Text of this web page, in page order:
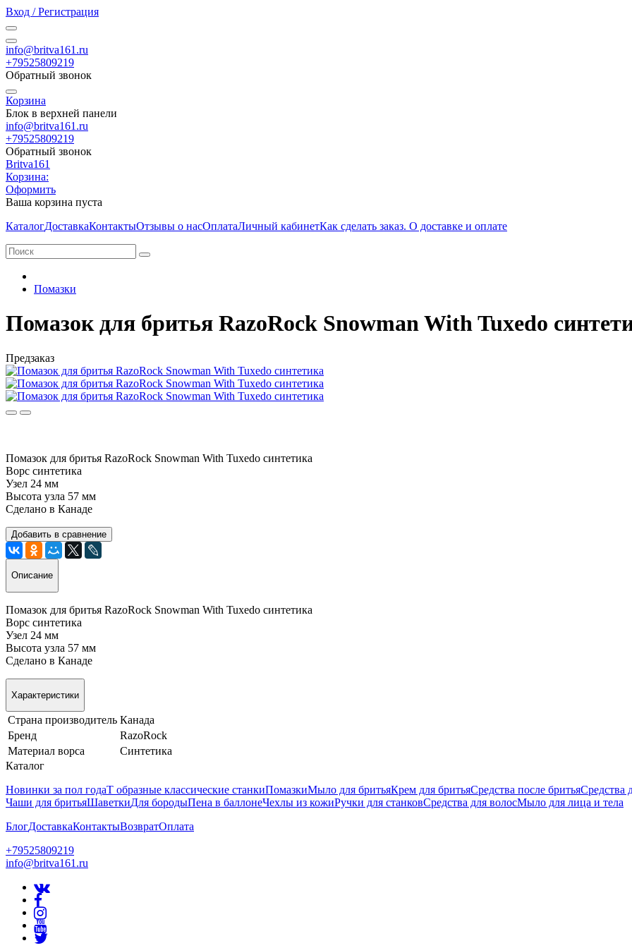
Вход / Регистрация
info@britva161.ru
+79525809219
Обратный звонок
Корзина
Блок в верхней панели
info@britva161.ru
+79525809219
Обратный звонок
Britva161
Корзина:
Оформить
Ваша корзина пуста
КаталогДоставкаКонтактыОтзывы о насОплатаЛичный кабинетКак сделать заказ. О доставке и оплате
Помазки
Помазок для бритья RazoRock Snowman With Tuxedo
Предзаказ
Помазок для бритья RazoRock Snowman With Tuxedo синтетика
Ворс синтетика
Узел 24 мм
Высота узла 57 мм
Сделано в Канаде
Добавить в сравнение
Описание
Помазок для бритья RazoRock Snowman With Tuxedo синтетика
Ворс синтетика
Узел 24 мм
Высота узла 57 мм
Сделано в Канаде
Характеристики
Страна производитель Канада
Бренд
RazoRock
Материал ворса
Синтетика
Каталог
Новинки за пол годаТ образные классические станкиПомазкиМыло для бритьяКрем для бритьяСредства после бритьяСредства
Чаши для бритьяШаветкиДля бородыПена в баллонеЧехлы из кожиРучки для станковСредства для волосМыло для лица и тела
БлогДоставкаКонтактыВозвратОплата
+79525809219
info@britva161.ru